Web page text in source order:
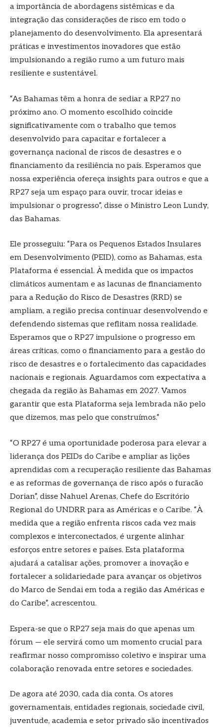
a importância de abordagens sistêmicas e da
integração das considerações de risco em todo o
planejamento do desenvolvimento. Ela apresentará
práticas e investimentos inovadores que estão
impulsionando a região rumo a um futuro mais
resiliente e sustentável.
“As Bahamas têm a honra de sediar a RP27 no
próximo ano. O momento escolhido coincide
significativamente com o trabalho que temos
desenvolvido para capacitar e fortalecer a
governança nacional de riscos de desastres e o
financiamento da resiliência no país. Esperamos que
nossa experiência ofereça insights para outros e que a
RP27 seja um espaço para ouvir, trocar ideias e
impulsionar o progresso”, disse o Ministro Leon Lundy,
das Bahamas.
Ele prosseguiu: “Para os Pequenos Estados Insulares
em Desenvolvimento (PEID), como as Bahamas, esta
Plataforma é essencial. À medida que os impactos
climáticos aumentam e as lacunas de financiamento
para a Redução do Risco de Desastres (RRD) se
ampliam, a região precisa continuar desenvolvendo e
defendendo sistemas que reflitam nossa realidade.
Esperamos que o RP27 impulsione o progresso em
áreas críticas, como o financiamento para a gestão do
risco de desastres e o fortalecimento das capacidades
nacionais e regionais. Aguardamos com expectativa a
chegada da região às Bahamas em 2027. Vamos
garantir que esta Plataforma seja lembrada não pelo
que dizemos, mas pelo que construímos.”
“O RP27 é uma oportunidade poderosa para elevar a
liderança dos PEIDs do Caribe e ampliar as lições
aprendidas com a recuperação resiliente das Bahamas
e as reformas de governança de risco após o furacão
Dorian”, disse Nahuel Arenas, Chefe do Escritório
Regional do UNDRR para as Américas e o Caribe. “À
medida que a região enfrenta riscos cada vez mais
complexos e interconectados, é urgente alinhar
esforços entre setores e países. Esta plataforma
ajudará a catalisar ações, promover a inovação e
fortalecer a solidariedade para avançar os objetivos
do Marco de Sendai em toda a região das Américas e
do Caribe”, acrescentou.
Espera-se que o RP27 seja mais do que apenas um
fórum — ele servirá como um momento crucial para
reafirmar nosso compromisso coletivo e inspirar uma
colaboração renovada entre setores e sociedades.
De agora até 2030, cada dia conta. Os atores
governamentais, entidades regionais, sociedade civil,
juventude, academia e setor privado são incentivados